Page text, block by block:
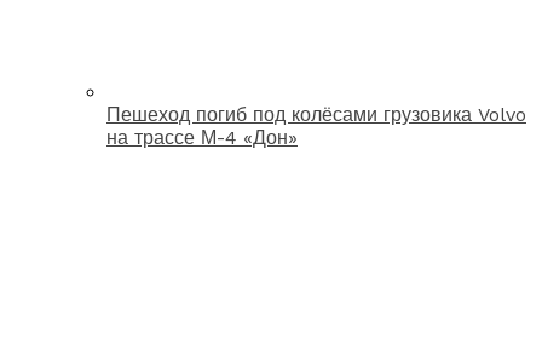
Пешеход погиб под колёсами грузовика Volvo
на трассе М-4 «Дон»